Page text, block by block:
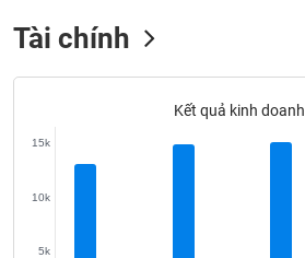
Tài chính
Kết quả kinh doanh
5k
10k
15k
Tất cả Cổ phiếu
Tất cả
tức